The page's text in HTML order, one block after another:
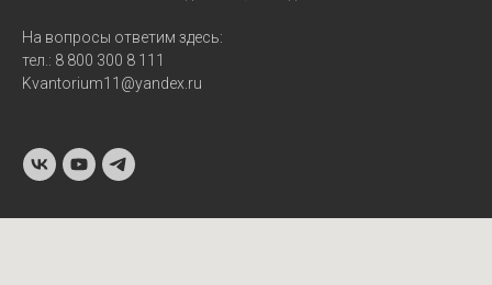
На вопросы ответим здесь:
тел.: 8 800 300 8 111
Kvantorium11@yandex.ru